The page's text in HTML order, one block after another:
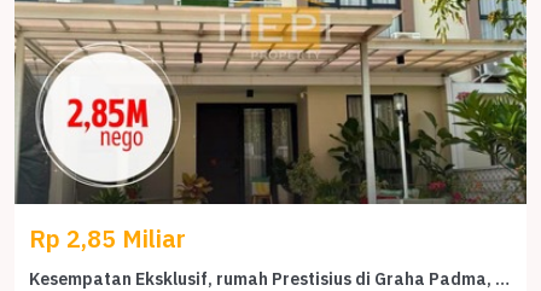
Rp 2,85 Miliar
Kesempatan Eksklusif, rumah Prestisius di Graha Padma, Semarang, LB 150m²